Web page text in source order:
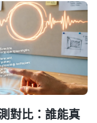
對比：誰能真